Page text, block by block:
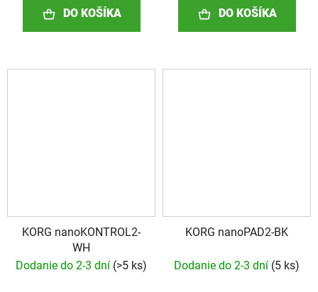
DO KOŠÍKA DO KOŠÍKA
KORG nanoKONTROL2-
WH
Dodanie do 2-3 dní (>5 ks)
KORG nanoPAD2-BK
Dodanie do 2-3 dní (5 ks)